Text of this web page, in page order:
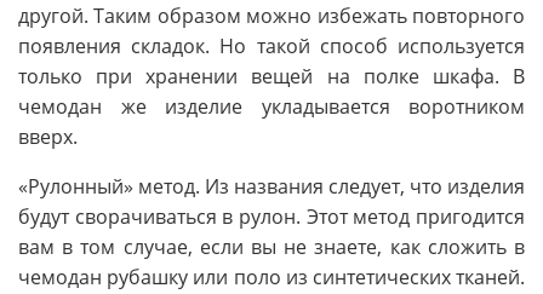
другой. Таким образом можно избежать повторного
появления складок. Но такой способ используется
только при хранении вещей на полке шкафа. В
чемодан же изделие укладывается воротником
вверх.
«Рулонный» метод. Из названия следует, что изделия
будут сворачиваться в рулон. Этот метод пригодится
вам в том случае, если вы не знаете, как сложить в
чемодан рубашку или поло из синтетических тканей.